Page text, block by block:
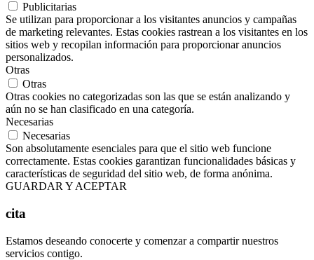
Publicitarias
Se utilizan para proporcionar a los visitantes anuncios y campañas
de marketing relevantes. Estas cookies rastrean a los visitantes en los
sitios web y recopilan información para proporcionar anuncios
personalizados.
Otras
Otras
Otras cookies no categorizadas son las que se están analizando y
aún no se han clasificado en una categoría.
Necesarias
Necesarias
Son absolutamente esenciales para que el sitio web funcione
correctamente. Estas cookies garantizan funcionalidades básicas y
características de seguridad del sitio web, de forma anónima.
GUARDAR Y ACEPTAR
cita
Estamos deseando conocerte y comenzar a compartir nuestros
servicios contigo.